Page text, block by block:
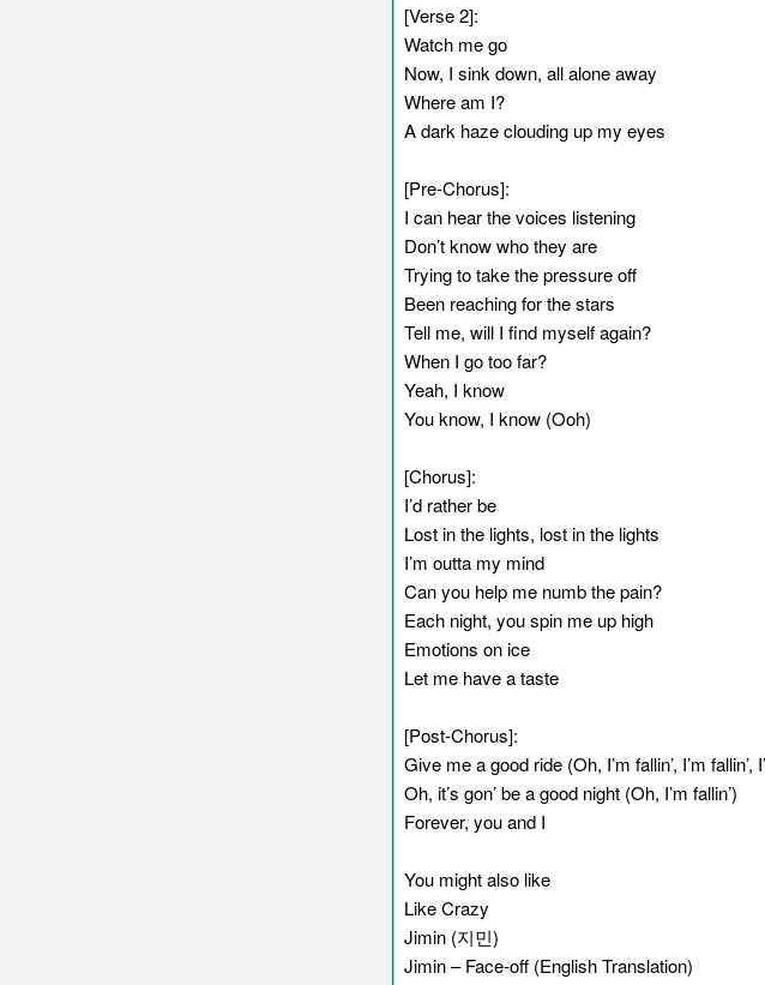
[Verse 2]:
Watch me go
Now, I sink down, all alone away
Where am I?
A dark haze clouding up my eyes
[Pre-Chorus]:
I can hear the voices listening
Don’t know who they are
Trying to take the pressure off
Been reaching for the stars
Tell me, will I find myself again?
When I go too far?
Yeah, I know
You know, I know (Ooh)
[Chorus]:
I’d rather be
Lost in the lights, lost in the lights
I’m outta my mind
Can you help me numb the pain?
Each night, you spin me up high
Emotions on ice
Let me have a taste
[Post-Chorus]:
Give me a good ride (Oh, I’m fallin’, I’m fallin’,
Oh, it’s gon’ be a good night (Oh, I’m fallin’)
Forever, you and I
You might also like
Like Crazy
Jimin (지민)
Jimin – Face-off (English Translation)